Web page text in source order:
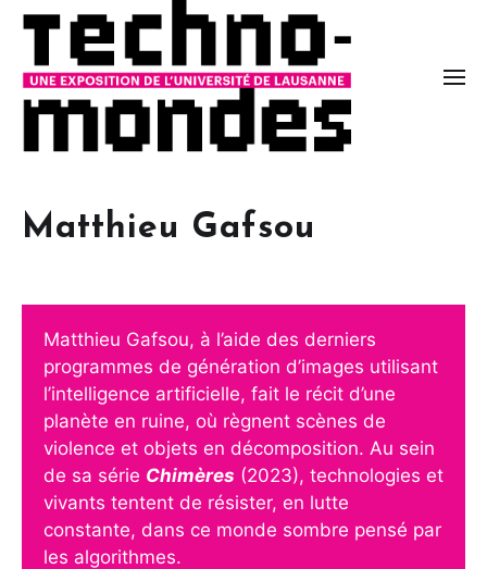
Matthieu Gafsou
Matthieu Gafsou, à l’aide des derniers
programmes de génération d’images utilisant
l’intelligence artificielle, fait le récit d’une
planète en ruine, où règnent scènes de
violence et objets en décomposition. Au sein
de sa série Chimères (2023), technologies et
vivants tentent de résister, en lutte
constante, dans ce monde sombre pensé par
les algorithmes.